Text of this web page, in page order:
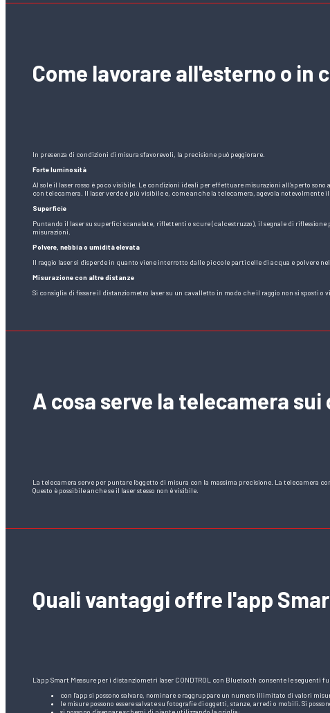
Come lavorare all'esterno o
In presenza di condizioni di misura sfavorevoli, la precisione può peggiorare.
Forte luminosità
Al sole il laser rosso è poco visibile. Le condizioni ideali per effettuare misurazioni all’aperto
con telecamera. Il laser verde è più visibile e, come anche la telecamera, agevola notevolmente il
Superficie
Puntando il laser su superfici scanalate, riflettenti o scure (calcestruzzo), il segnale di riflessione
misurazioni.
Polvere, nebbia o umidità elevata
Il raggio laser si disperde in quanto viene interrotto dalle piccole particelle di acqua e polvere
Misurazione con altre distanze
Si consiglia di fissare il distanziometro laser su un cavalletto in modo che il raggio non si sposti o
A cosa serve la telecamera
La telecamera serve per puntare l’oggetto di misura con la massima precisione. La telecamera
Questo è possibile anche se il laser stesso non è visibile.
Quali vantaggi offre l'app
L’app Smart Measure per i distanziometri laser CONDTROL con Bluetooth consente le seguenti
con l’app si possono salvare, nominare e raggruppare un numero illimitato di valori
le misure possono essere salvate su fotografie di oggetti, stanze, arredi o mobili. Si